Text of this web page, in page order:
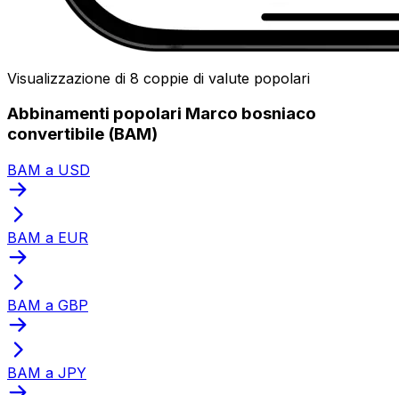
Visualizzazione di 8 coppie di valute popolari
Abbinamenti popolari Marco bosniaco
convertibile (BAM)
BAM a USD
BAM a EUR
BAM a GBP
BAM a JPY